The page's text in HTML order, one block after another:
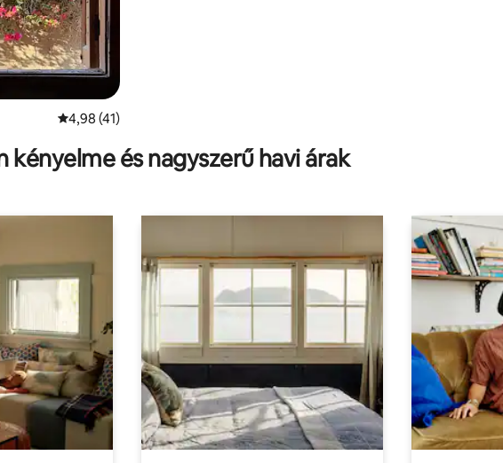
Átlagos értékelés: 5/4,98, 41 vélemény
4,98 (41)
kényelme és nagyszerű havi árak